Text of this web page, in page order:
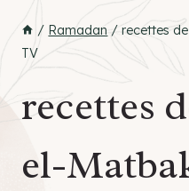
/ Ramadan / recettes
TV
recettes
el-